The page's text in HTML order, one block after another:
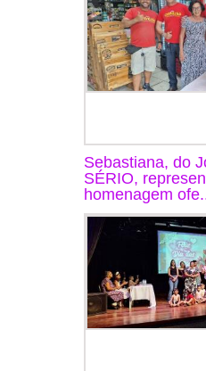
Sebastiana, do
SÉRIO,
homenagem